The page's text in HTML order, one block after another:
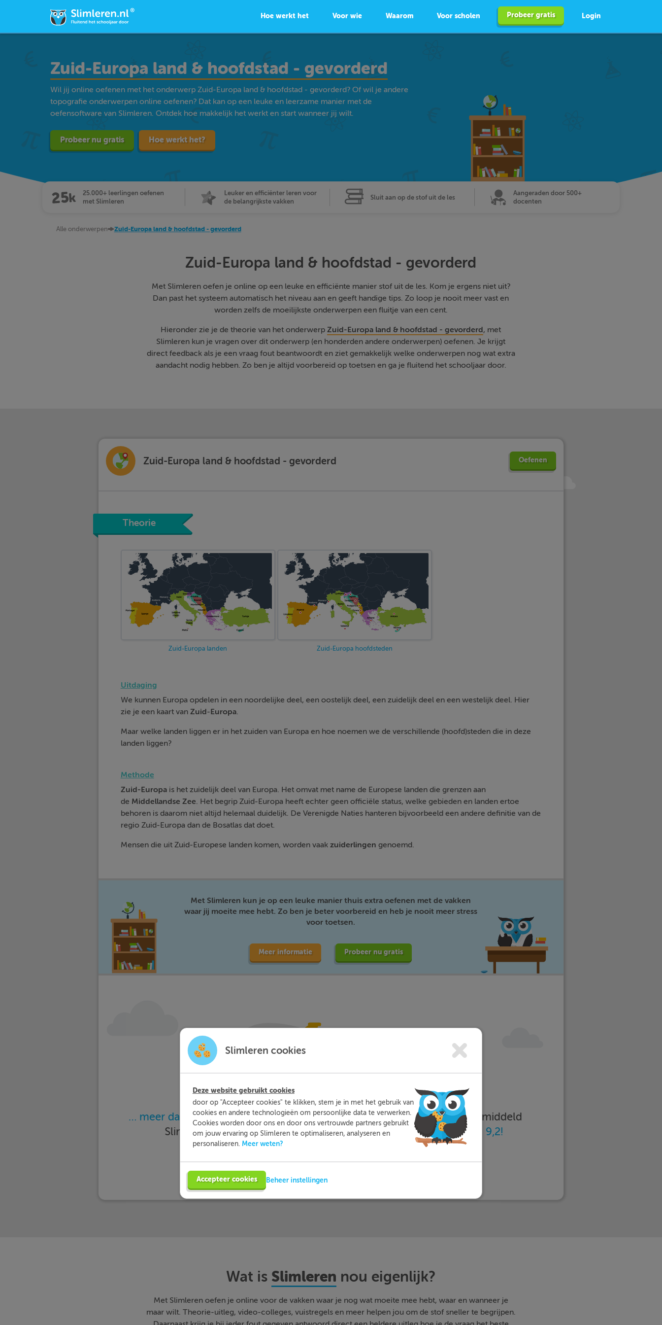
Hoe werkt het Voor wie Waarom Voor scholen Probeer gratis Login
Zuid-Europa land & hoofdstad - gevorderd
Wil jij online oefenen met het onderwerp Zuid-Europa land & hoofdstad - gevorderd? Of wil je andere
topografie onderwerpen online oefenen? Dat kan op een leuke en leerzame manier met de
oefensoftware van Slimleren. Ontdek hoe makkelijk het werkt en start wanneer jij wilt.
Probeer nu gratis Hoe werkt het?
25.000+ leerlingen oefenen
met Slimleren
Leuker en efficiënter leren voor
de belangrijkste vakken
Sluit aan op de stof uit de les
Aangeraden door 500+
docenten
Alle onderwerpen Zuid-Europa land & hoofdstad - gevorderd
Zuid-Europa land & hoofdstad - gevorderd
Met Slimleren oefen je online op een leuke en efficiënte manier stof uit de les. Kom je ergens niet uit?
Dan past het systeem automatisch het niveau aan en geeft handige tips. Zo loop je nooit meer vast en
worden zelfs de moeilijkste onderwerpen een fluitje van een cent.
Hieronder zie je de theorie van het onderwerpZuid-Europa land & hoofdstad - gevorderd, met
Slimleren kun je vragen over dit onderwerp (en honderden andere onderwerpen) oefenen. Je krijgt
direct feedback als je een vraag fout beantwoordt en ziet gemakkelijk welke onderwerpen nog wat extra
aandacht nodig hebben. Zo ben je altijd voorbereid op toetsen en ga je fluitend het schooljaar door.
Zuid-Europa land & hoofdstad - gevorderd Oefenen
Theorie
Zuid-Europa landen Zuid-Europa hoofdsteden
Uitdaging
We kunnen Europa opdelen in een noordelijke deel, een oostelijk deel, een zuidelijk deel en een westelijk deel. Hier
zie je een kaart van Zuid-Europa.
Maar welke landen liggen er in het zuiden van Europa en hoe noemen we de verschillende (hoofd)steden die in deze
landen liggen?
Methode
Zuid-Europais het zuidelijk deel van Europa. Het omvat met name de Europese landen die grenzen aan
de Middellandse Zee. Het begrip Zuid-Europa heeft echter geen officiële status, welke gebieden en landen ertoe
behoren is daarom niet altijd helemaal duidelijk. De Verenigde Naties hanteren bijvoorbeeld een andere definitie van de
regio Zuid-Europa dan de Bosatlas dat doet.
Mensen die uit Zuid-Europese landen komen, worden vaak zuiderlingen genoemd.
Met Slimleren kun je op een leuke manier thuis extra oefenen met de vakken
waar jij moeite mee hebt. Zo ben je beter voorbereid en heb je nooit meer stress
voor toetsen.
Meer informatie Probeer nu gratis
… meer dan 25.000 leerlingen met
Slimleren oefenen…
… en dat zij Slimleren gemiddeld
beoordelenmet een 9,2!
Wat is Slimleren nou eigenlijk?
Met Slimleren oefen je online voor de vakken waar je nog wat moeite mee hebt, waar en wanneer je
maar wilt. Theorie-uitleg, video-colleges, vuistregels en meer helpen jou om de stof sneller te begrijpen.
Slimleren cookies
Deze website gebruikt cookies
door op "Accepteer cookies" te klikken, stem je in met het gebruik van
cookies en andere technologieën om persoonlijke data te verwerken.
Cookies worden door ons en door ons vertrouwde partners gebruikt
om jouw ervaring op Slimleren te optimaliseren, analyseren en
personaliseren. Meer weten?
Accepteer cookies Beheer instellingen